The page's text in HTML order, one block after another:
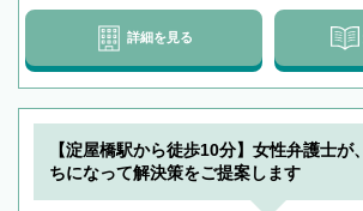
詳細を見る
【淀屋橋駅から徒歩10分】女性弁護士が
ちになって解決策をご提案します